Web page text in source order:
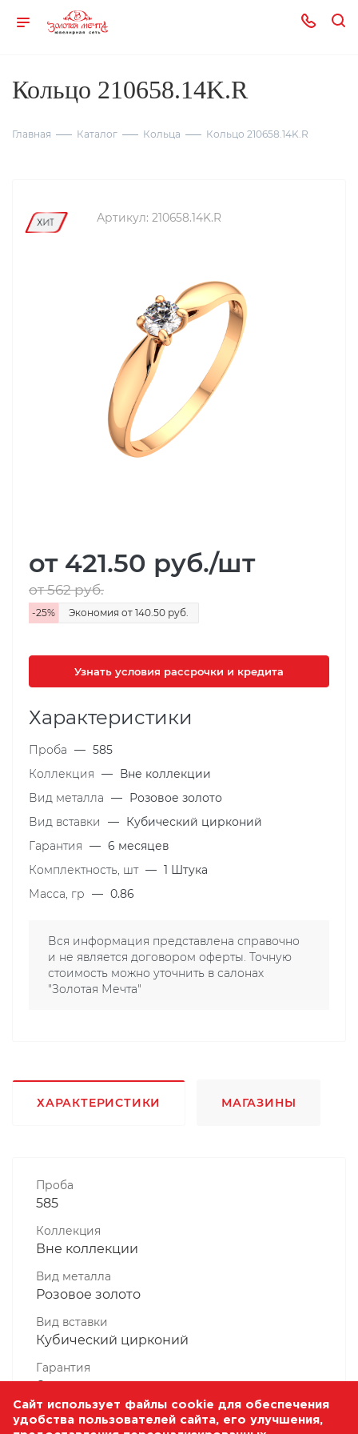
Кольцо 210658.14K.R
Главная Каталог Кольца Кольцо 210658.14K.R
Артикул: 210658.14K.R
от 421.50 руб./шт
от 562руб.
-25% Экономия от 140.50 руб.
Узнать условия рассрочки и кредита
Характеристики
Проба — 585
Коллекция — Вне коллекции
Вид металла — Розовое золото
Вид вставки
— Кубический цирконий
Гарантия — 6 месяцев
Комплектность, шт — 1 Штука
Масса, гр — 0.86
Вся информация представлена справочно
и не является договором оферты. Точную
стоимость можно уточнить в салонах
"Золотая Мечта"
ХАРАКТЕРИСТИКИ МАГАЗИНЫ
Проба
585
Коллекция
Вне коллекции
Вид металла
Розовое золото
Вид вставки
Кубический цирконий
Гарантия
6 месяцев
Комплектность, шт
Сайт использует файлы cookie для обеспечения
удобства пользователей сайта, его улучшения,